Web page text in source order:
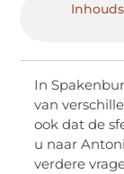
In
van
ook dat de
u naar
verdere